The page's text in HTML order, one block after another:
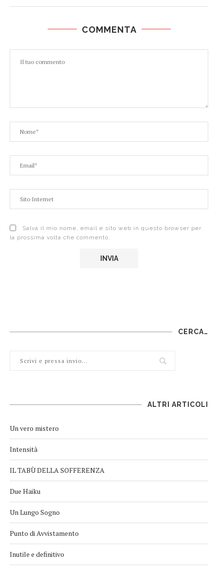
COMMENTA
Salva il mio nome, email e sito web in questo browser per
la prossima volta che commento.
CERCA…
ALTRI ARTICOLI
Un vero mistero
Intensità
IL TABÙ DELLA SOFFERENZA
Due Haiku
Un Lungo Sogno
Punto di Avvistamento
Inutile e definitivo